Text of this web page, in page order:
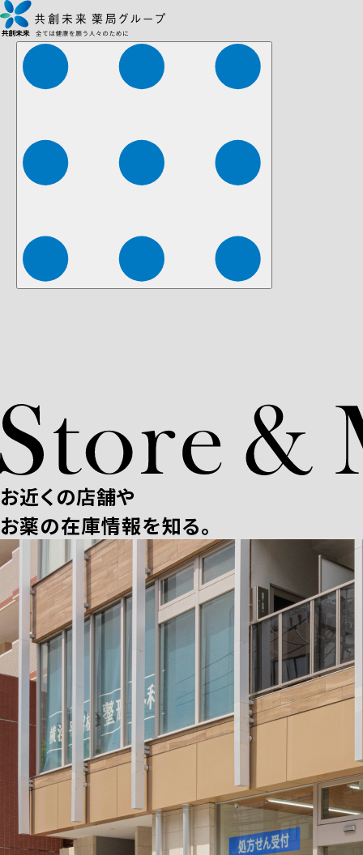
株式会社ファーマみらい 株式会社ストレチア
お近くの店舗や
お薬の在庫情報を知る。